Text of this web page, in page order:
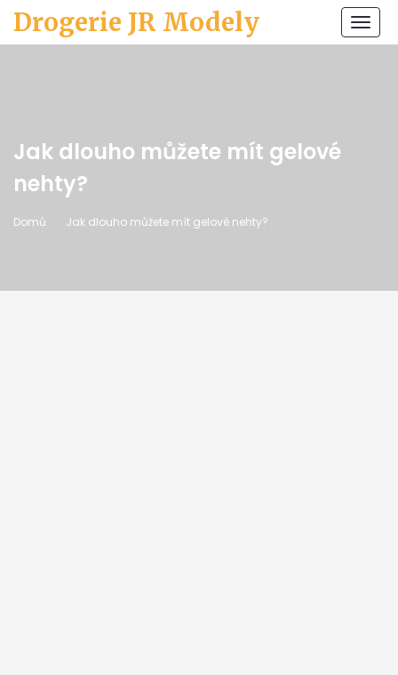
Drogerie JR Modely
Jak dlouho můžete mít gelové
nehty?
Domů Jak dlouho můžete mít gelové nehty?